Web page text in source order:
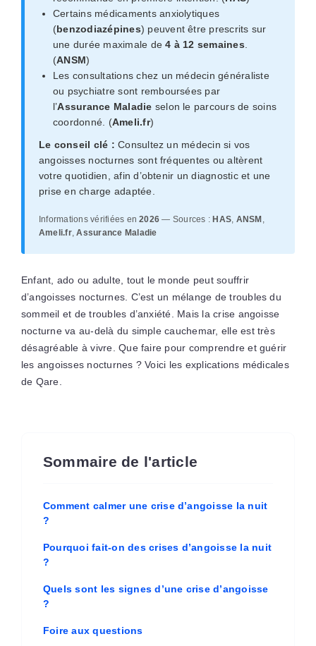
Certains médicaments anxiolytiques
(benzodiazépines) peuvent être prescrits sur
une durée maximale de4 à 12 semaines
(ANSM)
Les consultations chez un médecin généraliste
ou psychiatre sont remboursées par
l’Assurance Maladie selon le parcours de soins
coordonné. (Ameli.fr)
Le conseil clé : Consultez un médecin si vos
angoisses nocturnes sont fréquentes ou altèrent
votre quotidien, afin d’obtenir un diagnostic et une
prise en charge adaptée.
Informations vérifiées en2026 — Sources : HAS, ANSM ,
Ameli.fr,Assurance Maladie
Enfant, ado ou adulte, tout le monde peut souffrir
d’angoisses nocturnes. C’est un mélange de troubles du
sommeil et de troubles d’anxiété. Mais la crise angoisse
nocturne va au-delà du simple cauchemar, elle est très
désagréable à vivre. Que faire pour comprendre et guérir
les angoisses nocturnes ? Voici les explications médicales
de Qare.
Sommaire de l'article
Comment calmer une crise d’angoisse la nuit
?
Pourquoi fait-on des crises d’angoisse la nuit
?
Quels sont les signes d’une crise d’angoisse
?
Foire aux questions